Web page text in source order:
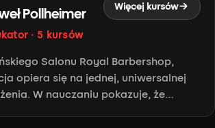
Więcej kursów
Pollheimer
· 5 kursów
Salonu Royal Barbershop,
opiera się na jednej, uniwersalnej
W nauczaniu pokazuje, że